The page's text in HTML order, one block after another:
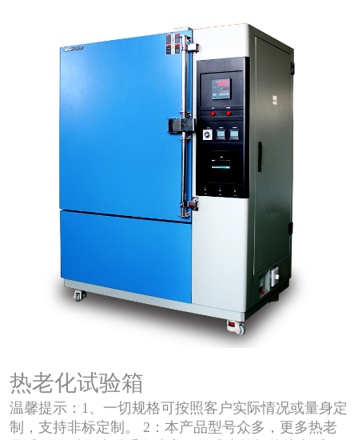
热老化试验箱
温馨提示：1、一切规格可按照客户实际情况或量身定
制，支持非标定制。 2：本产品型号众多，更多热老